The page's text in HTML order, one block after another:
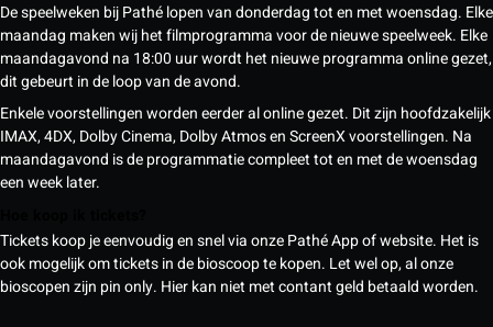
De speelweken bij Pathé lopen van donderdag tot en met woensdag. Elke
maandag maken wij het filmprogramma voor de nieuwe speelweek. Elke
maandagavond na 18:00 uur wordt het nieuwe programma online gezet,
dit gebeurt in de loop van de avond.
Enkele voorstellingen worden eerder al online gezet. Dit zijn hoofdzakelijk
IMAX, 4DX, Dolby Cinema, Dolby Atmos en ScreenX voorstellingen. Na
maandagavond is de programmatie compleet tot en met de woensdag
een week later.
Tickets koop je eenvoudig en snel via onze Pathé App of website. Het is
ook mogelijk om tickets in de bioscoop te kopen. Let wel op, al onze
bioscopen zijn pin only. Hier kan niet met contant geld betaald worden.